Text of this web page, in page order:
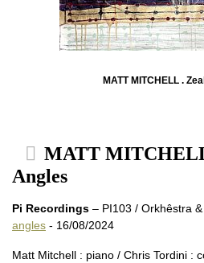
MATT MITCHELL .
MATT
Angles
Pi Recordings – PI103 / Orkhêstra &
angles - 16/08/2024
Matt Mitchell : piano / Chris Tordini :